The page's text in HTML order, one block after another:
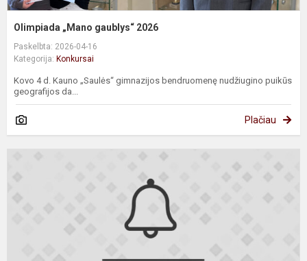
Olimpiada „Mano gaublys“ 2026
Paskelbta: 2026-04-16
Kategorija: Konkursai
Kovo 4 d. Kauno „Saulės“ gimnazijos bendruomenę nudžiugino puikūs
geografijos da...
Plačiau